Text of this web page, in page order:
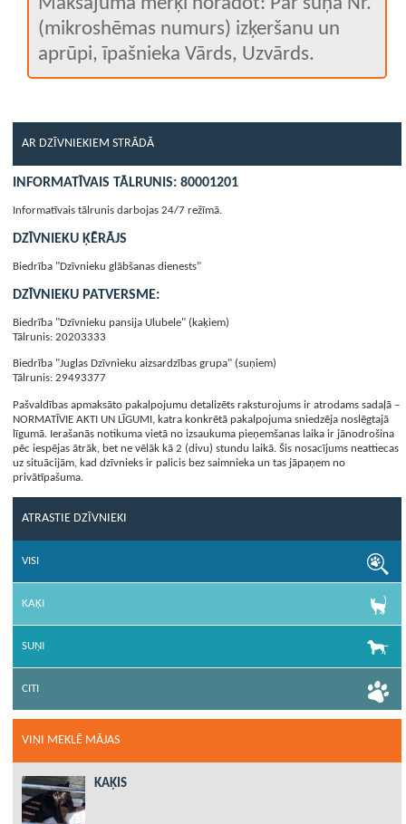
Maksājuma mērķī norādot: Par suņa Nr.
(mikroshēmas numurs) izķeršanu un
aprūpi, īpašnieka Vārds, Uzvārds.
AR DZĪVNIEKIEM STRĀDĀ
INFORMATĪVAIS TĀLRUNIS: 80001201
Informatīvais tālrunis darbojas 24/7 režīmā.
DZĪVNIEKU ĶĒRĀJS
Biedrība "Dzīvnieku glābšanas dienests"
DZĪVNIEKU PATVERSME:
Biedrība "Dzīvnieku pansija Ulubele" (kaķiem)
Tālrunis: 20203333
Biedrība "Juglas Dzīvnieku aizsardzības grupa" (suņiem)
Tālrunis: 29493377
Pašvaldības apmaksāto pakalpojumu detalizēts raksturojums ir atrodams sadaļā –
NORMATĪVIE AKTI UN LĪGUMI, katra konkrētā pakalpojuma sniedzēja noslēgtajā
līgumā. Ierašanās notikuma vietā no izsaukuma pieņemšanas laika ir jānodrošina
pēc iespējas ātrāk, bet ne vēlāk kā 2 (divu) stundu laikā. Šis nosacījums neattiecas
uz situācijām, kad dzīvnieks ir palicis bez saimnieka un tas jāpaņem no
privātīpašuma.
ATRASTIE DZĪVNIEKI
VISI
KAĶI
SUŅI
CITI
VIŅI MEKLĒ MĀJAS
KAĶIS